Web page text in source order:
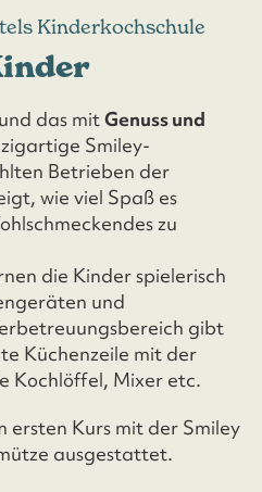
Kinderkochschule
das mitGenuss und
Smiley-
Betrieben der
wie viel Spaß es
zu
die Kinder spielerisch
und
gibt
Küchenzeile mit der
Kochlöffel, Mixer etc.
ersten Kurs mit der Smiley
ausgestattet.